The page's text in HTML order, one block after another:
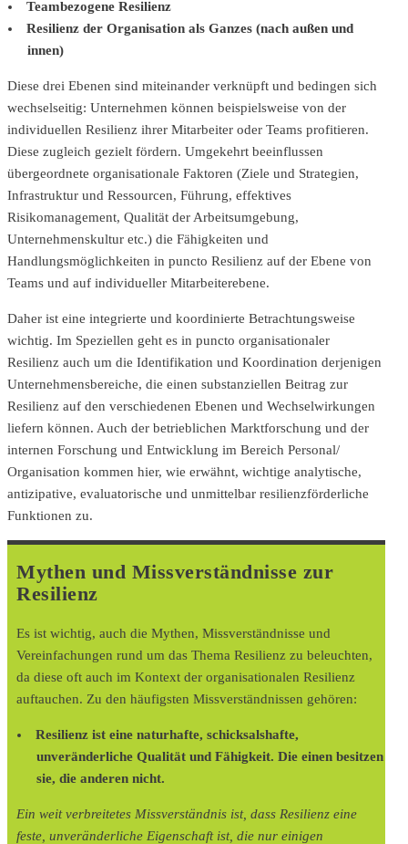
Teambezogene Resilienz
Resilienz der Organisation als Ganzes (nach außen und
innen)
Diese drei Ebenen sind miteinander verknüpft und bedingen sich
wechselseitig: Unternehmen können beispielsweise von der
individuellen Resilienz ihrer Mitarbeiter oder Teams profitieren.
Diese zugleich gezielt fördern. Umgekehrt beeinflussen
übergeordnete organisationale Faktoren (Ziele und Strategien,
Infrastruktur und Ressourcen, Führung, effektives
Risikomanagement, Qualität der Arbeitsumgebung,
Unternehmenskultur etc.) die Fähigkeiten und
Handlungsmöglichkeiten in puncto Resilienz auf der Ebene von
Teams und auf individueller Mitarbeiterebene.
Daher ist eine integrierte und koordinierte Betrachtungsweise
wichtig. Im Speziellen geht es in puncto organisationaler
Resilienz auch um die Identifikation und Koordination derjenigen
Unternehmensbereiche, die einen substanziellen Beitrag zur
Resilienz auf den verschiedenen Ebenen und Wechselwirkungen
liefern können. Auch der betrieblichen Marktforschung und der
internen Forschung und Entwicklung im Bereich Personal/
Organisation kommen hier, wie erwähnt, wichtige analytische,
antizipative, evaluatorische und unmittelbar resilienzförderliche
Funktionen zu.
Mythen und Missverständnisse zur
Resilienz
Es ist wichtig, auch die Mythen, Missverständnisse und
Vereinfachungen rund um das Thema Resilienz zu beleuchten,
da diese oft auch im Kontext der organisationalen Resilienz
auftauchen. Zu den häufigsten Missverständnissen gehören:
Resilienz ist eine naturhafte, schicksalshafte,
unveränderliche Qualität und Fähigkeit. Die einen besitzen
sie, die anderen nicht.
Ein weit verbreitetes Missverständnis ist, dass Resilienz eine
feste, unveränderliche Eigenschaft ist, die nur einigen